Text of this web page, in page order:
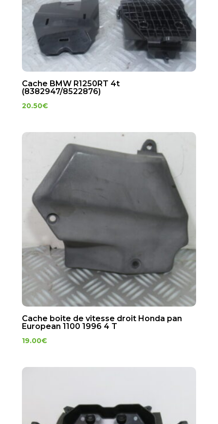
Cache BMW R1250RT 4t
(8382947/8522876)
20.50€
Cache boite de vitesse droit Honda pan
European 1100 1996 4 T
19.00€